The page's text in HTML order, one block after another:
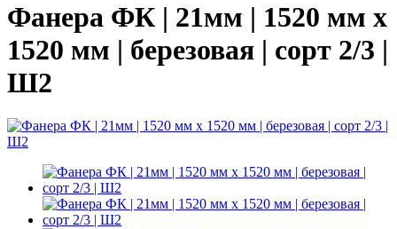
Фанера ФК | 21мм | 1520 мм х
1520 мм | березовая | сорт 2/3 |
Ш2